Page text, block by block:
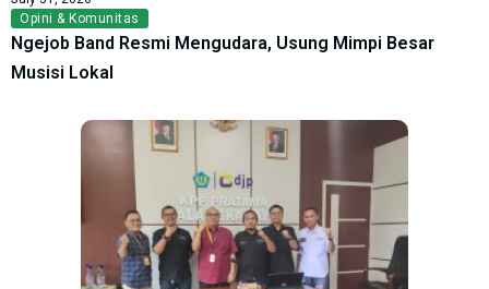
Opini & Komunitas
Ngejob Band Resmi Mengudara, Usung Mimpi Besar
Musisi Lokal